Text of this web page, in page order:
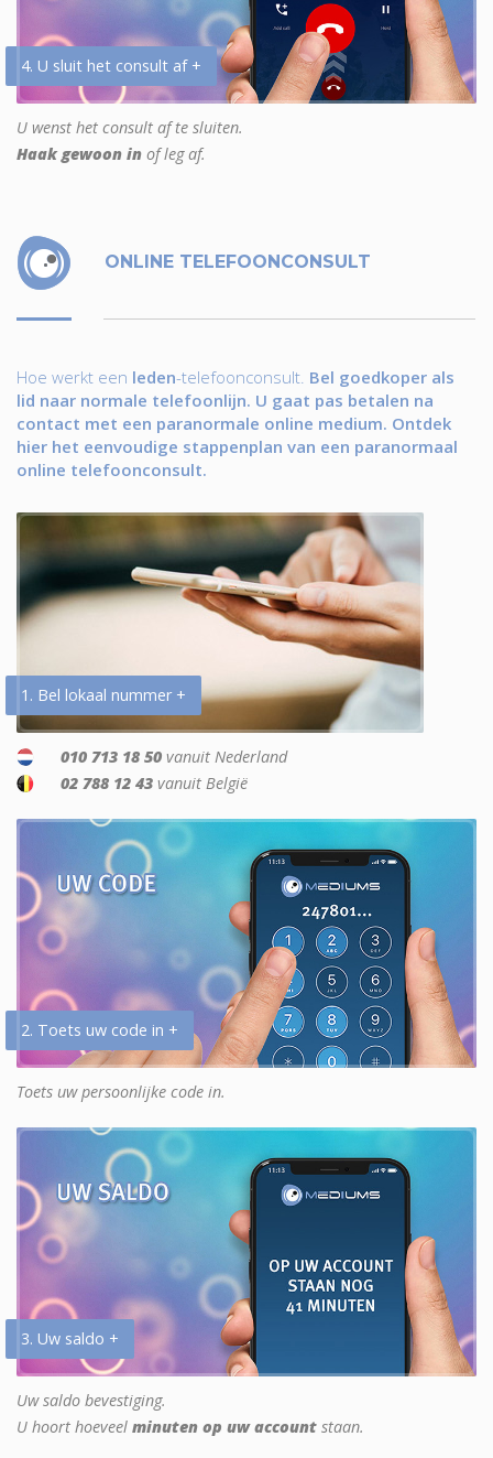
4. U sluit het consult af +
U wenst het consult af te sluiten.
Haak gewoon in of leg af.
ONLINE TELEFOONCONSULT
Hoe werkt een leden-telefoonconsult. Bel goedkoper als
lid naar normale telefoonlijn. U gaat pas betalen na
contact met een paranormale online medium. Ontdek
hier het eenvoudige stappenplan van een paranormaal
online telefoonconsult.
1. Bel lokaal nummer +
010 713 18 50 vanuit Nederland
02 788 12 43 vanuit België
2. Toets uw code in +
Toets uw persoonlijke code in.
3. Uw saldo +
Uw saldo bevestiging.
U hoort hoeveel minuten op uw account staan.